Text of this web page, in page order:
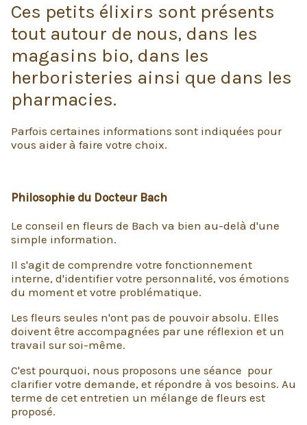
Ces petits élixirs sont présents
tout autour de nous, dans les
magasins bio, dans les
herboristeries ainsi que dans les
pharmacies.
Parfois certaines informations sont indiquées pour
vous aider à faire votre choix.
Philosophie du Docteur Bach
Le conseil en fleurs de Bach va bien au-delà d'une
simple information.
Il s'agit de comprendre votre fonctionnement
interne, d'identifier votre personnalité, vos émotions
du moment et votre problématique.
Les fleurs seules n'ont pas de pouvoir absolu. Elles
doivent être accompagnées par une réflexion et un
travail sur soi-même.
C'est pourquoi, nous proposons une séance pour
clarifier votre demande, et répondre à vos besoins. Au
terme de cet entretien un mélange de fleurs est
proposé.